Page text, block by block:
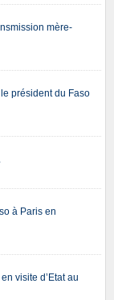
mère-
président du Faso
à Paris en
visite d’Etat au